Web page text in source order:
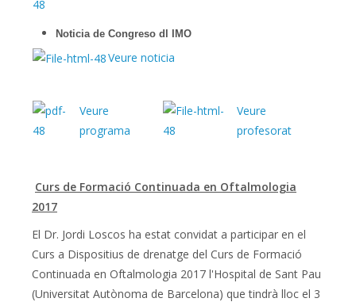
Noticia de Congreso dl IMO
Veure noticia
Veure
programa
Veure
profesorat
Curs de Formació Continuada en Oftalmologia
2017
El Dr. Jordi Loscos ha estat convidat a participar en el
Curs a Dispositius de drenatge del Curs de Formació
Continuada en Oftalmologia 2017 l'Hospital de Sant Pau
(Universitat Autònoma de Barcelona) que tindrà lloc el 3